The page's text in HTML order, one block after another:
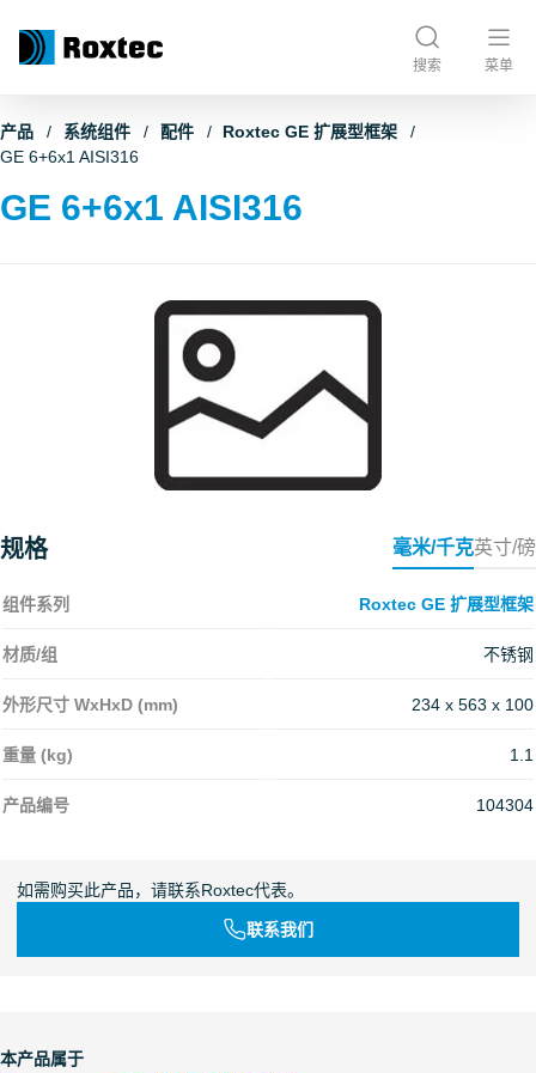
搜索 菜单
产品 系统组件 配件
Roxtec GE 扩展型框架
GE 6+6x1 AISI316
GE 6+6x1 AISI316
规格 毫米/千克英寸/磅
组件系列 Roxtec GE 扩展型框架
材质/组 不锈钢
外形尺寸 WxHxD (mm) 234 x 563 x 100
重量 (kg) 1.1
产品编号 104304
如需购买此产品，请联系Roxtec代表。
联系我们
本产品属于